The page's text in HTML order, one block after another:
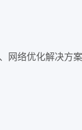
网络优化解决方案